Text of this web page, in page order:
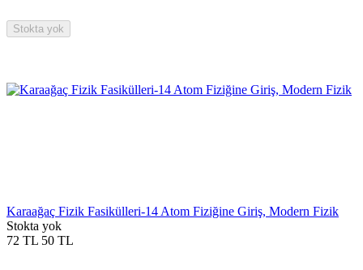
Stokta yok
Karaağaç Fizik Fasikülleri-14 Atom Fiziğine Giriş, Modern Fizik
Stokta yok
72 TL 50 TL